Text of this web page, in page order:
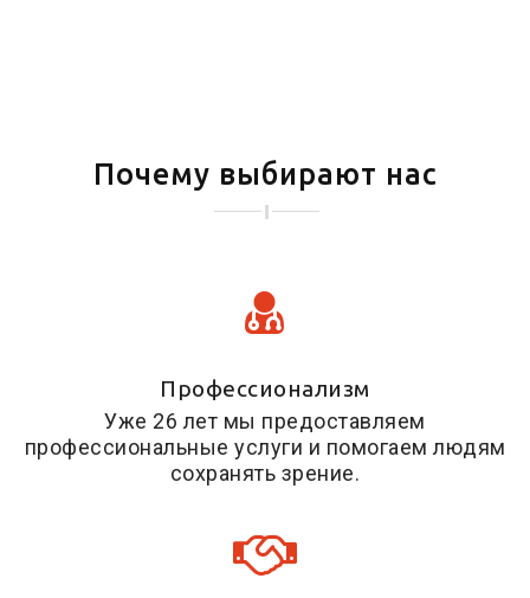
Почему выбирают нас
Профессионализм
Уже 26 лет мы предоставляем
профессиональные услуги и помогаем людям
сохранять зрение.